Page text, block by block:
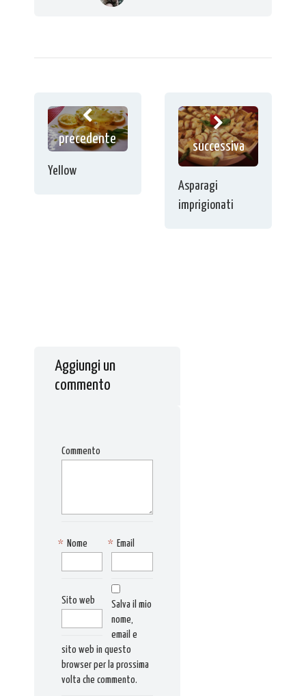
precedente
Yellow
successiva
Asparagi
imprigionati
Aggiungi un
commento
Commento
Nome
* Email
*
Sito web
Salva il mio
nome,
email e
sito web in questo
browser per la prossima
volta che commento.